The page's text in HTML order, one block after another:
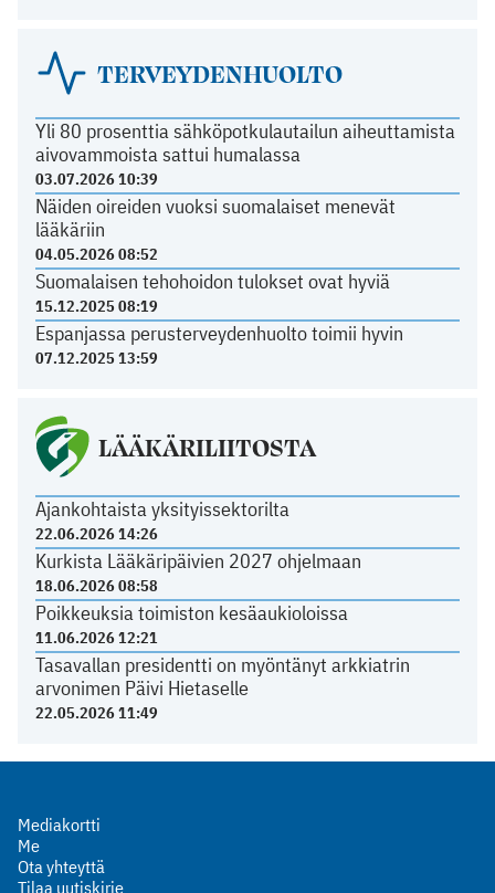
TERVEYDENHUOLTO
Yli 80 prosenttia sähköpotkulautailun aiheuttamista
aivovammoista sattui humalassa
03.07.2026 10:39
Näiden oireiden vuoksi suomalaiset menevät
lääkäriin
04.05.2026 08:52
Suomalaisen tehohoidon tulokset ovat hyviä
15.12.2025 08:19
Espanjassa perusterveydenhuolto toimii hyvin
07.12.2025 13:59
LÄÄKÄRILIITOSTA
Ajankohtaista yksityissektorilta
22.06.2026 14:26
Kurkista Lääkäripäivien 2027 ohjelmaan
18.06.2026 08:58
Poikkeuksia toimiston kesäaukioloissa
11.06.2026 12:21
Tasavallan presidentti on myöntänyt arkkiatrin
arvonimen Päivi Hietaselle
22.05.2026 11:49
Mediakortti
Me
Ota yhteyttä
Tilaa uutiskirje